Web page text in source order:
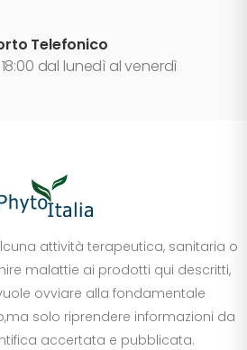
Telefonico
dal lunedì al venerdì
attività terapeutica, sanitaria o
malattie ai prodotti qui descritti,
ovviare alla fondamentale
solo riprendere informazioni da
accertata e pubblicata.